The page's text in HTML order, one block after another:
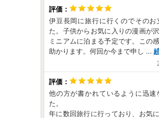
伊豆長岡に旅行に行くのでその
た。子供からお気に入りの漫画が
ミニアムに泊まる予定です。この
助かります。何回か今まで申し ...
他の方が書かれているように迅
た。
年に数回旅行に行っており、お気